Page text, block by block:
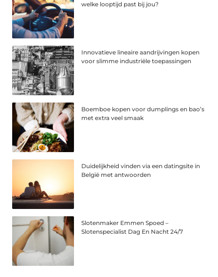
welke looptijd past bij jou?
Innovatieve lineaire aandrijvingen kopen
voor slimme industriële toepassingen
Boemboe kopen voor dumplings en bao’s
met extra veel smaak
Duidelijkheid vinden via een datingsite in
België met antwoorden
Slotenmaker Emmen Spoed –
Slotenspecialist Dag En Nacht 24/7